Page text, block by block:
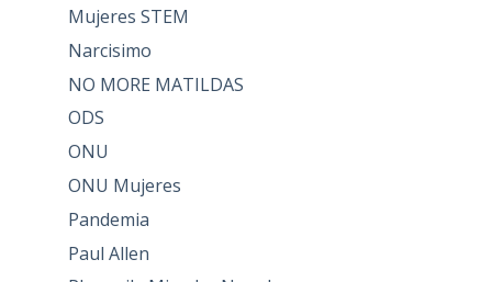
Mujeres STEM
Narcisimo
NO MORE MATILDAS
ODS
ONU
ONU Mujeres
Pandemia
Paul Allen